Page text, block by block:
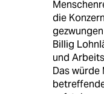
die
Billig
und
Das